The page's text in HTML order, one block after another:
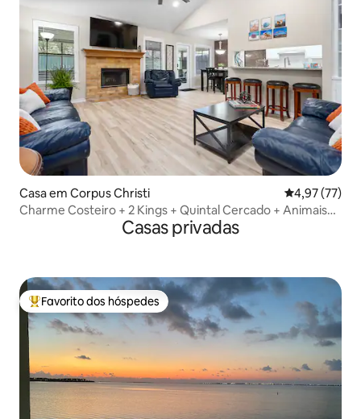
Casa em Corpus Christi Classificação
4,97 (77)
Charme Costeiro + 2 Kings + Quintal Cercado + Animais
Casas privadas
Favoritos dos hóspedes mais apreciados
Favorito dos hóspedes